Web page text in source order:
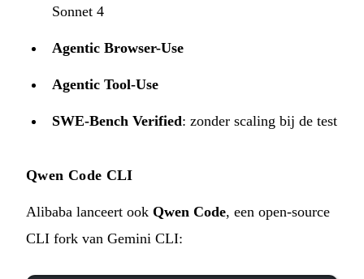
Sonnet 4
Agentic Browser-Use
Agentic Tool-Use
SWE-Bench Verified: zonder scaling bij de test
Qwen Code CLI
Alibaba lanceert ook Qwen Code, een open-source
CLI fork van Gemini CLI: